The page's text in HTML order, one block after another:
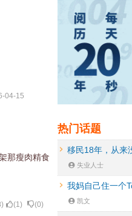
04-15
那瘦肉精食
) (1) (0)
热门话题
移民18年，从来
失业人士
我妈自己住一个
凯文